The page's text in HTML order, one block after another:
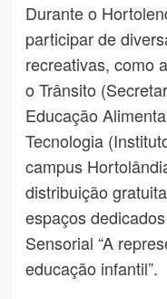
Durante o
participar de
recreativas, como
o Trânsito
Educação
Tecnologia
campus
distribuição
espaços
Sensorial “A
educação infantil”.